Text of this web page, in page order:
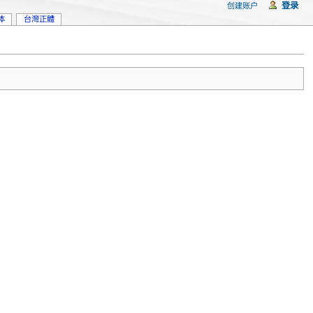
台灣正體
创建账户 登录